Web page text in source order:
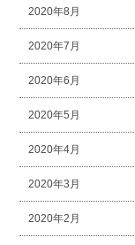
2020年8月
2020年7月
2020年6月
2020年5月
2020年4月
2020年3月
2020年2月